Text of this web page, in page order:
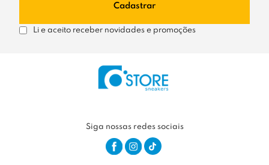
Cadastrar
Li e aceito receber novidades e promoções
Siga nossas redes sociais